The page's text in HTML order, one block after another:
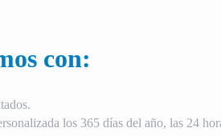
con:
los 365 días del año, las 24